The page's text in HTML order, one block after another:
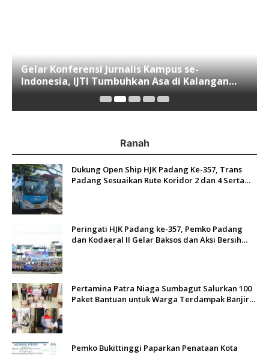
Gelar Konferensi Jurnalis Kampus se-
Indonesia, IJTI Tumbuhkan Asa di Kalangan
Jurnalis Muda di Era Disruspi Digital
Ranah
Dukung Open Ship HJK Padang Ke-357, Trans
Padang Sesuaikan Rute Koridor 2 dan 4 Serta
Peringati HJK Padang ke-357, Pemko Padang
dan Kodaeral II Gelar Baksos dan Aksi Bersih
Pertamina Patra Niaga Sumbagut Salurkan 100
Paket Bantuan untuk Warga Terdampak Banjir
Pemko Bukittinggi Paparkan Penataan Kota